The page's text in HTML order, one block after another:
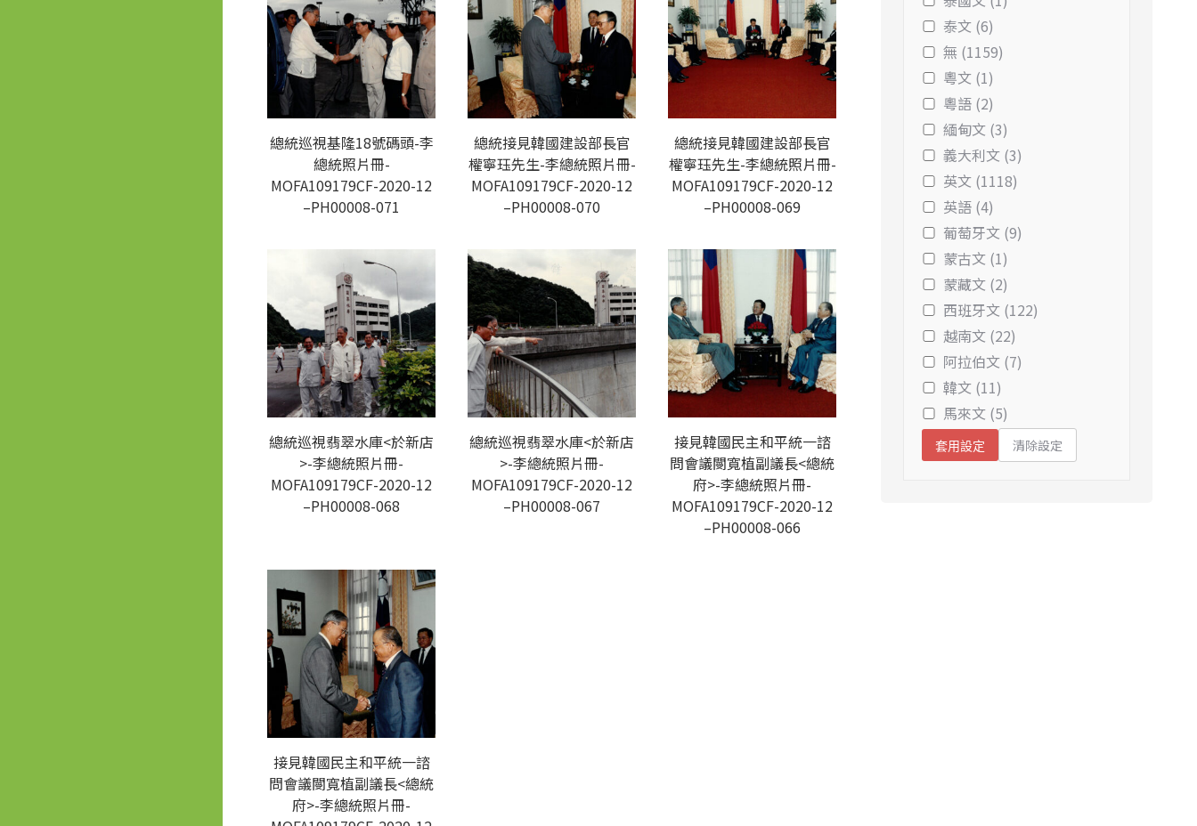
總統巡視基隆18號碼頭-李
總統照片冊-
MOFA109179CF-2020-12
–PH00008-071
總統接見韓國建設部長官
權寧珏先生-李總統照片冊-
MOFA109179CF-2020-12
–PH00008-070
總統接見韓國建設部長官
權寧珏先生-李總統照片冊-
MOFA109179CF-2020-12
–PH00008-069
總統巡視翡翠水庫<於新店
>-李總統照片冊-
MOFA109179CF-2020-12
–PH00008-068
總統巡視翡翠水庫<於新店
>-李總統照片冊-
MOFA109179CF-2020-12
–PH00008-067
接見韓國民主和平統一諮
問會議閿寬植副議長<總統
府>-李總統照片冊-
MOFA109179CF-2020-12
–PH00008-066
接見韓國民主和平統一諮
問會議閿寬植副議長<總統
府>-李總統照片冊-
泰文 (6)
無 (1159)
粵文 (1)
粵語 (2)
緬甸文 (3)
義大利文 (3)
英文 (1118)
英語 (4)
葡萄牙文 (9)
蒙古文 (1)
蒙藏文 (2)
西班牙文 (122)
越南文 (22)
阿拉伯文 (7)
韓文 (11)
馬來文 (5)
套用設定 清除設定